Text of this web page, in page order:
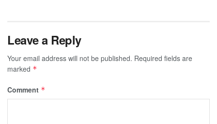
Leave a Reply
Your email address will not be published. Required fields are
marked *
Comment *